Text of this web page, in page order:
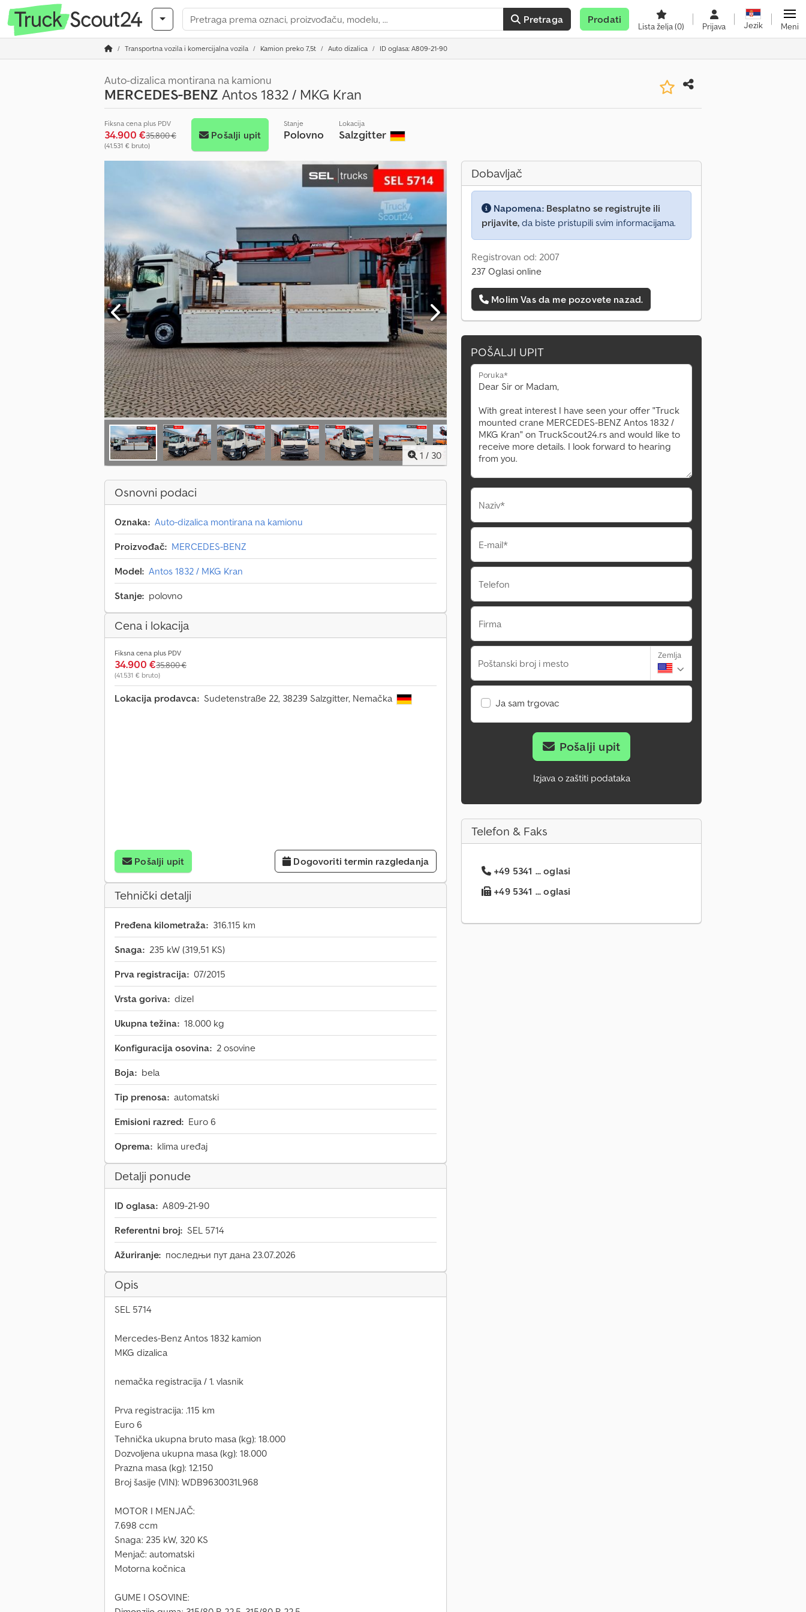
Pretraga Prodati
Lista želja(0) Prijava Jezik Meni
Transportna vozila i komercijalna vozila Kamion preko 7,5t Auto dizalica ID oglasa: A809-21-90
Auto-dizalica montirana na kamionu
MERCEDES-BENZ Antos 1832 / MKG Kran
Fiksna cena plus PDV
34.900 €35.800 €
(41.531 € bruto)
Pošalji upit
Stanje
Polovno
Lokacija
Salzgitter
1 / 30
Osnovni podaci
Oznaka: Auto-dizalica montirana na kamionu
Proizvođač: MERCEDES-BENZ
Model: Antos 1832 / MKG Kran
Stanje: polovno
Cena i lokacija
Fiksna cena plus PDV
34.900 €35.800 €
(41.531 € bruto)
Lokacija prodavca: Sudetenstraße 22, 38239 Salzgitter, Nemačka
Pošalji upit Dogovoriti termin razgledanja
Tehnički detalji
Pređena kilometraža: 316.115 km
Snaga: 235 kW (319,51 KS)
Prva registracija: 07/2015
Vrsta goriva: dizel
Ukupna težina: 18.000 kg
Konfiguracija osovina: 2 osovine
Boja: bela
Tip prenosa: automatski
Emisioni razred: Euro 6
Oprema: klima uređaj
Detalji ponude
ID oglasa: A809-21-90
Referentni broj: SEL 5714
Ažuriranje: последњи пут дана 23.07.2026
Opis
SEL 5714
Mercedes-Benz Antos 1832 kamion
MKG dizalica
nemačka registracija / 1. vlasnik
Prva registracija: .115 km
Euro 6
Tehnička ukupna bruto masa (kg): 18.000
Dozvoljena ukupna masa (kg): 18.000
Prazna masa (kg): 12.150
Broj šasije (VIN): WDB9630031L968
MOTOR I MENJAČ:
7.698 ccm
Snaga: 235 kW, 320 KS
Menjač: automatski
Motorna kočnica
GUME I OSOVINE:
Dobavljač
Napomena: Besplatno se registrujte ili
prijavite, da biste pristupili svim informacijama.
Registrovan od: 2007
237 Oglasi online
Molim Vas da me pozovete nazad.
POŠALJI UPIT
Poruka*
Naziv*
E-mail*
Telefon
Firma
Poštanski broj i mesto
Zemlja
Ja sam trgovac
Pošalji upit
Izjava o zaštiti podataka
Telefon & Faks
+49 5341 ... oglasi
+49 5341 ... oglasi